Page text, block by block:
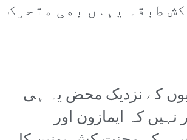
طبقہ یہاں بھی متحرک
کے نزدیک محض یہ ہی
کہ ایمازون اور